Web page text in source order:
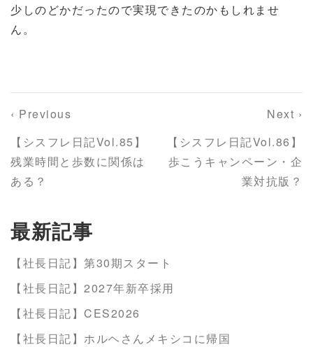
少しのどかだったので実現できたのかもしれませ
ん。
‹ Previous
【シスフレ日記Vol.85】
残業時間と歩数に関係は
ある？
Next ›
【シスフレ日記Vol.86】
歩こうキャンペーン・企
業対抗版？
最新記事
【社長日記】第30期スタート
【社長日記】2027年新卒採用
【社長日記】CES2026
【社長日記】ホルヘさんメキシコに帰国